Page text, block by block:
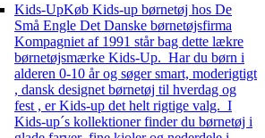
Kids-UpKøb Kids-up børnetøj hos De
Små Engle Det Danske børnetøjsfirma
Kompagniet af 1991 står bag dette lækre
børnetøjsmærke Kids-Up. Har du børn i
alderen 0-10 år og søger smart, moderigtigt
, dansk designet børnetøj til hverdag og
fest , er Kids-up det helt rigtige valg. I
Kids-up´s kollektioner finder du børnetøj i